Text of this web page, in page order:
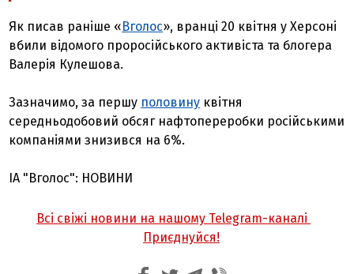
Як писав раніше «Вголос», вранці 20 квітня у Херсоні
вбили відомого проросійського активіста та блогера
Валерія Кулешова.
Зазначимо, за першу половину квітня
середньодобовий обсяг нафтопереробки російськими
компаніями знизився на 6%.
ІА "Вголос": НОВИНИ
Всі свіжі новини на нашому Telegram-каналі
Приєднуйся!